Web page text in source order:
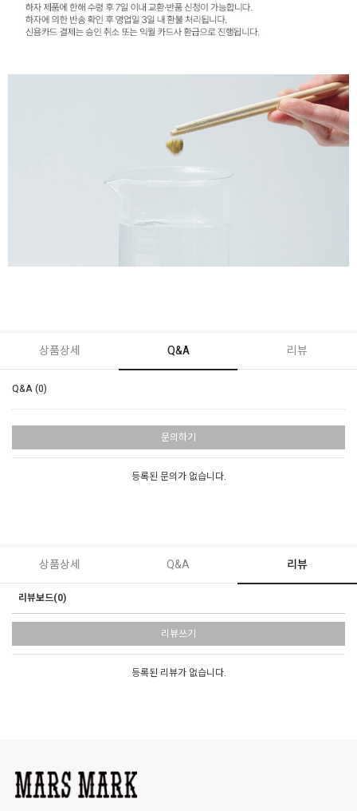
상품상세 Q&A 리뷰
Q&A (0)
문의하기
등록된 문의가 없습니다.
상품상세 Q&A 리뷰
리뷰보드(0)
리뷰쓰기
등록된 리뷰가 없습니다.